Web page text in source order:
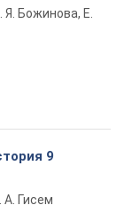
Я. Божинова, Е.
9
Гисем